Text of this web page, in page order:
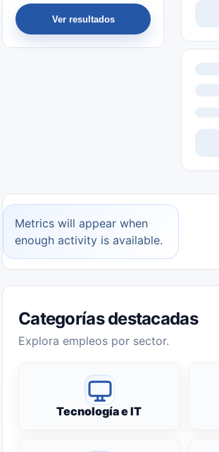
Ver resultados
Metrics will appear when
enough activity is available.
Categorías destacadas
Explora empleos por sector.
Tecnología e IT